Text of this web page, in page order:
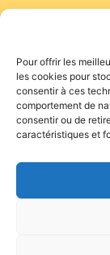
Pour offrir les
les cookies pour
consentir à ces
comportement de
consentir ou de
caractéristiques et